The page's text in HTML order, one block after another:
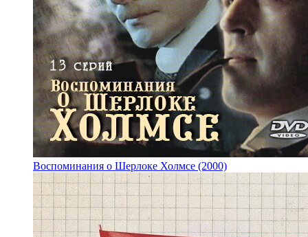
Воспоминания о Шерлоке Холмсе (2000)